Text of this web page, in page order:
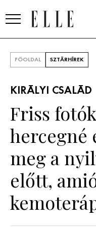
SZÉPSÉG
PSZICHÉ
ÉLETMÓD
FŐOLDAL SZTÁRHÍREK
KIRÁLYI CSALÁD
Friss
hercegné
meg a
előtt,